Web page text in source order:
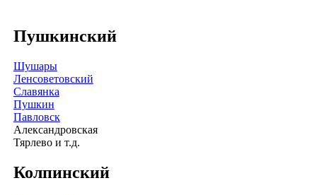
Пушкинский
Шушары
Ленсоветовский
Славянка
Пушкин
Павловск
Александровская
Тярлево и т.д.
Колпинский